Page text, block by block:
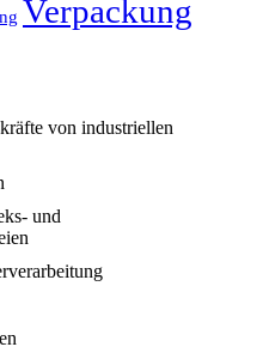
Verpackung
von industriellen
und